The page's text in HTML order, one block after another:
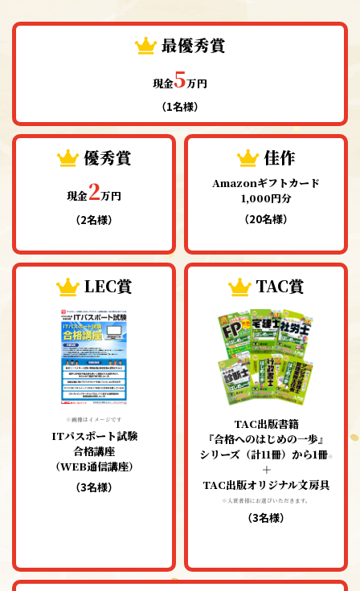
最優秀賞
現金5万円
（1名様）
優秀賞
現金2万円
（2名様）
佳作
Amazonギフトカード
1,000円分
（20名様）
LEC賞
※画像はイメージです
ITパスポート試験
合格講座
（WEB通信講座）
（3名様）
TAC賞
TAC出版書籍
『合格へのはじめの一歩』
シリーズ（計11冊）から1冊※
＋
TAC出版オリジナル文房具
※入賞者様にお選びいただきます。
（3名様）